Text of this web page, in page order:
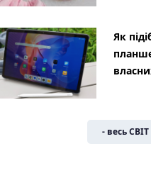
Як
- весь